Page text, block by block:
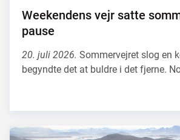
Weekendens vejr satte
pause
20. juli 2026. Sommervejret slog en
begyndte det at buldre i det fjerne.